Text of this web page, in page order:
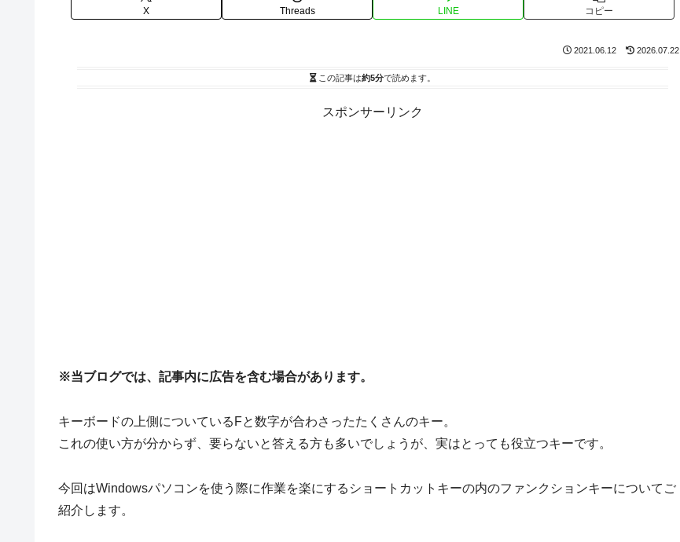
X Threads LINE コピー
2021.06.12 2026.07.22
この記事は約5分で読めます。
スポンサーリンク
※当ブログでは、記事内に広告を含む場合があります。
キーボードの上側についているFと数字が合わさったたくさんのキー。
これの使い方が分からず、要らないと答える方も多いでしょうが、実はとっても役立つキーです。
今回はWindowsパソコンを使う際に作業を楽にするショートカットキーの内のファンクションキーについてご
紹介します。